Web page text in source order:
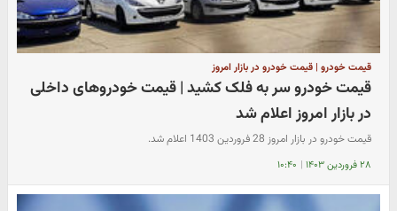
قیمت خودرو | قیمت خودرو در بازار امروز
قیمت خودرو سر به فلک کشید | قیمت خودروهای داخلی
در بازار امروز اعلام شد
قیمت خودرو در بازار امروز 28 فروردین 1403 اعلام شد.
۲۸ فروردین ۱۴۰۳ | ۱۰:۴۰